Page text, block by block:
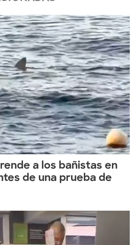
a los bañistas en
de una prueba de